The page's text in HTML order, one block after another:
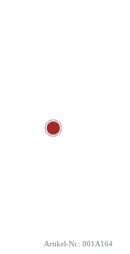
Artikel-Nr.: 001A164